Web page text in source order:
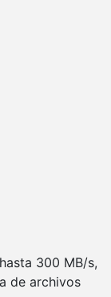
300 MB/s,
de archivos